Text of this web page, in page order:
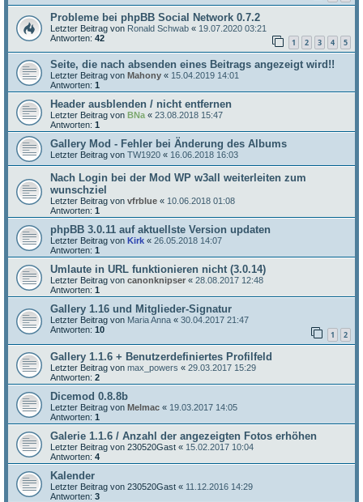
Probleme bei phpBB Social Network 0.7.2
Letzter Beitrag von Ronald Schwab « 19.07.2020 03:21
Antworten: 42 1 2 3 4 5
Seite, die nach absenden eines Beitrags angezeigt wird!!
Letzter Beitrag von Mahony « 15.04.2019 14:01
Antworten: 1
Header ausblenden / nicht entfernen
Letzter Beitrag von BNa « 23.08.2018 15:47
Antworten: 1
Gallery Mod - Fehler bei Änderung des Albums
Letzter Beitrag von TW1920 « 16.06.2018 16:03
Nach Login bei der Mod WP w3all weiterleiten zum
wunschziel
Letzter Beitrag von vfrblue « 10.06.2018 01:08
Antworten: 1
phpBB 3.0.11 auf aktuellste Version updaten
Letzter Beitrag von Kirk « 26.05.2018 14:07
Antworten: 1
Umlaute in URL funktionieren nicht (3.0.14)
Letzter Beitrag von canonknipser « 28.08.2017 12:48
Antworten: 1
Gallery 1.16 und Mitglieder-Signatur
Letzter Beitrag von Maria Anna « 30.04.2017 21:47
Antworten: 10 1 2
Gallery 1.1.6 + Benutzerdefiniertes Profilfeld
Letzter Beitrag von max_powers « 29.03.2017 15:29
Antworten: 2
Dicemod 0.8.8b
Letzter Beitrag von Melmac « 19.03.2017 14:05
Antworten: 1
Galerie 1.1.6 / Anzahl der angezeigten Fotos erhöhen
Letzter Beitrag von 230520Gast « 15.02.2017 10:04
Antworten: 4
Kalender
Letzter Beitrag von 230520Gast « 11.12.2016 14:29
Antworten: 3